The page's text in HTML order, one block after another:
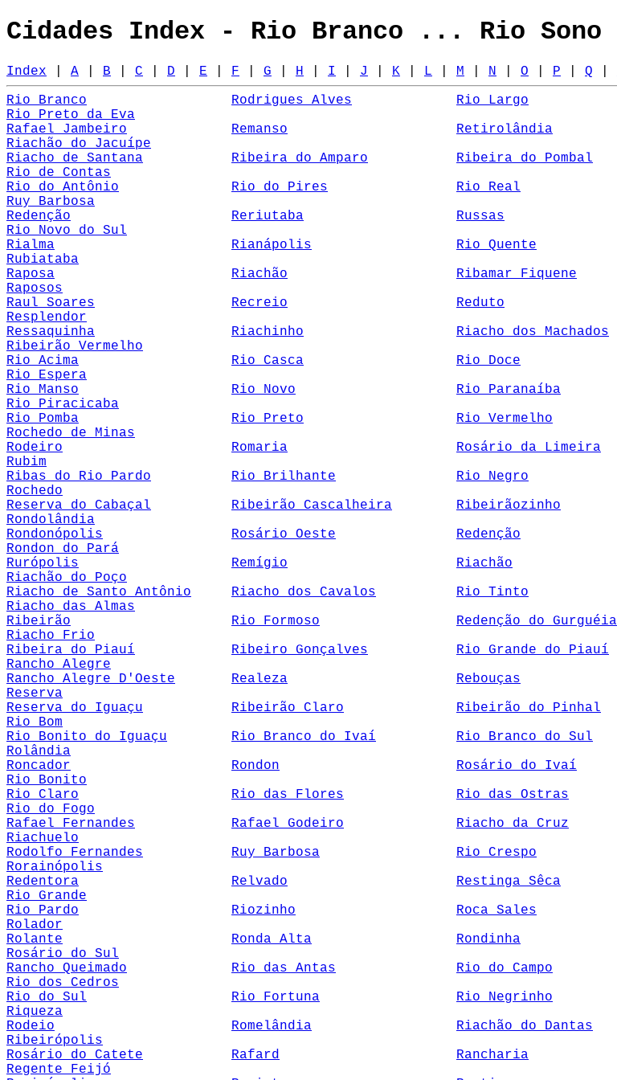
Cidades Index - Rio Branco ... Rio Sono
Index A B C D E F G H I J K L M N O P Q
Rio Branco
Rodrigues Alves Rio Largo
Rio Preto da Eva
Rafael Jambeiro
Remanso Retirolândia
Riachão do Jacuípe
Riacho de Santana
Ribeira do Amparo Ribeira do Pombal
Rio de Contas
Rio do Antônio
Rio do Pires Rio Real
Ruy Barbosa
Redenção
Reriutaba Russas
Rio Novo do Sul
Rialma
Rianápolis Rio Quente
Rubiataba
Raposa
Riachão Ribamar Fiquene
Raposos
Raul Soares
Recreio Reduto
Resplendor
Ressaquinha
Riachinho Riacho dos Machados
Ribeirão Vermelho
Rio Acima
Rio Casca Rio Doce
Rio Espera
Rio Manso
Rio Novo Rio Paranaíba
Rio Piracicaba
Rio Pomba
Rio Preto Rio Vermelho
Rochedo de Minas
Rodeiro
Romaria Rosário da Limeira
Rubim
Ribas do Rio Pardo
Rio Brilhante Rio Negro
Rochedo
Reserva do Cabaçal
Ribeirão Cascalheira Ribeirãozinho
Rondolândia
Rondonópolis
Rosário Oeste Redenção
Rondon do Pará
Rurópolis
Remígio Riachão
Riachão do Poço
Riacho de Santo Antônio
Riacho dos Cavalos Rio Tinto
Riacho das Almas
Ribeirão
Rio Formoso Redenção do Gurguéia
Riacho Frio
Ribeira do Piauí
Ribeiro Gonçalves Rio Grande do Piauí
Rancho Alegre
Rancho Alegre D'Oeste
Realeza Rebouças
Reserva
Reserva do Iguaçu
Ribeirão Claro Ribeirão do Pinhal
Rio Bom
Rio Bonito do Iguaçu
Rio Branco do Ivaí Rio Branco do Sul
Rolândia
Roncador
Rondon Rosário do Ivaí
Rio Bonito
Rio Claro
Rio das Flores Rio das Ostras
Rio do Fogo
Rafael Fernandes
Rafael Godeiro Riacho da Cruz
Riachuelo
Rodolfo Fernandes
Ruy Barbosa Rio Crespo
Rorainópolis
Redentora
Relvado Restinga Sêca
Rio Grande
Rio Pardo
Riozinho Roca Sales
Rolador
Rolante
Ronda Alta Rondinha
Rosário do Sul
Rancho Queimado
Rio das Antas Rio do Campo
Rio dos Cedros
Rio do Sul
Rio Fortuna Rio Negrinho
Riqueza
Rodeio
Romelândia Riachão do Dantas
Ribeirópolis
Rosário do Catete
Rafard Rancharia
Regente Feijó